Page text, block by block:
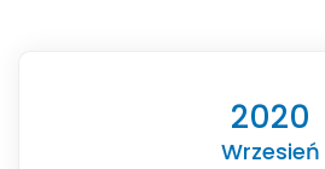
2020
Wrzesień